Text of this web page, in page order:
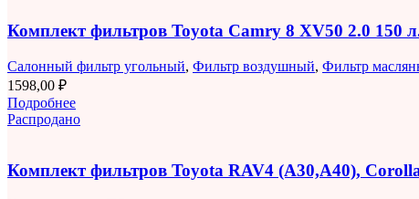
Комплект фильтров Toyota Camry 8 XV50 2.0 150
Салонный фильтр угольный, Фильтр воздушный, Фильтр
1598,00 ₽
Подробнее
Распродано
Комплект фильтров Toyota RAV4 (A30,A40),